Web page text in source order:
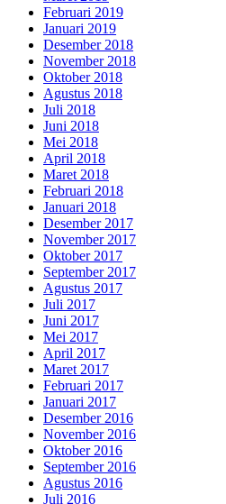
Februari 2019
Januari 2019
Desember 2018
November 2018
Oktober 2018
Agustus 2018
Juli 2018
Juni 2018
Mei 2018
April 2018
Maret 2018
Februari 2018
Januari 2018
Desember 2017
November 2017
Oktober 2017
September 2017
Agustus 2017
Juli 2017
Juni 2017
Mei 2017
April 2017
Maret 2017
Februari 2017
Januari 2017
Desember 2016
November 2016
Oktober 2016
September 2016
Agustus 2016
Juli 2016